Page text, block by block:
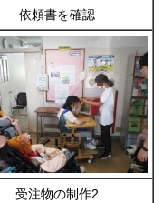
依頼書を確認
受注物の制作2